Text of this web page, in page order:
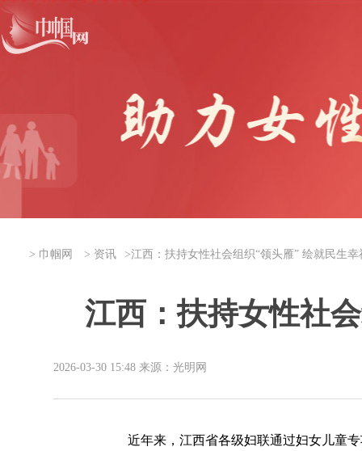
> 巾帼网 > 资讯 >江西：扶持女性社会组织“领头雁” 绘就民生幸
江西：扶持女性社
2026-03-30 15:48 来源：光明网
近年来，江西省各级妇联通过妇女儿童专